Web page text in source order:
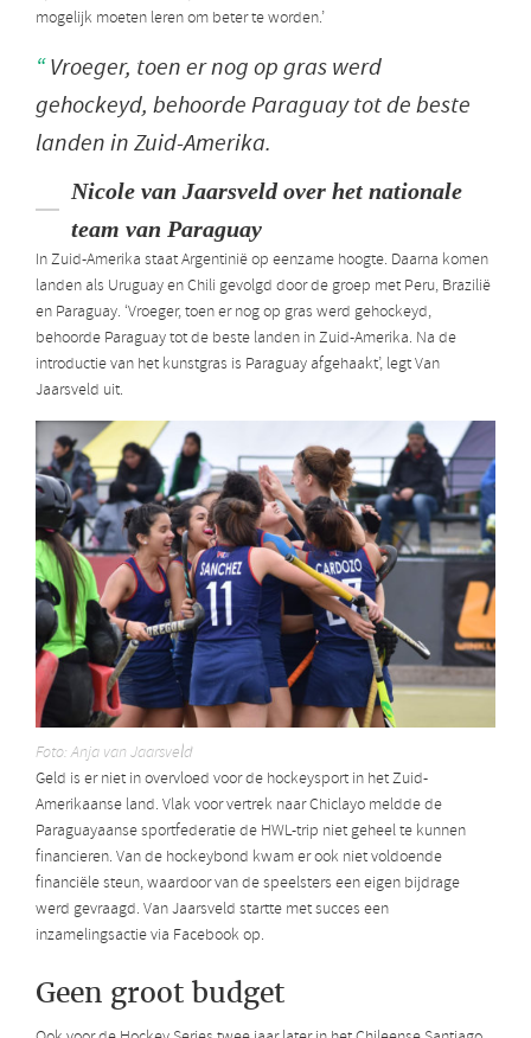
mogelijk moeten leren om beter te worden.’
Vroeger, toen er nog op gras werd
gehockeyd, behoorde Paraguay tot de beste
landen in Zuid-Amerika.
Nicole van Jaarsveld over het nationale
team van Paraguay
In Zuid-Amerika staat Argentinië op eenzame hoogte. Daarna komen
landen als Uruguay en Chili gevolgd door de groep met Peru, Brazilië
en Paraguay. ‘Vroeger, toen er nog op gras werd gehockeyd,
behoorde Paraguay tot de beste landen in Zuid-Amerika. Na de
introductie van het kunstgras is Paraguay afgehaakt’, legt Van
Jaarsveld uit.
Foto: Anja van Jaarsveld
Geld is er niet in overvloed voor de hockeysport in het Zuid-
Amerikaanse land. Vlak voor vertrek naar Chiclayo meldde de
Paraguayaanse sportfederatie de HWL-trip niet geheel te kunnen
financieren. Van de hockeybond kwam er ook niet voldoende
financiële steun, waardoor van de speelsters een eigen bijdrage
werd gevraagd. Van Jaarsveld startte met succes een
inzamelingsactie via Facebook op.
Geen groot budget